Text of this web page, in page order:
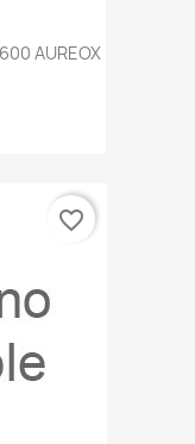
AUREOX
favorite_border